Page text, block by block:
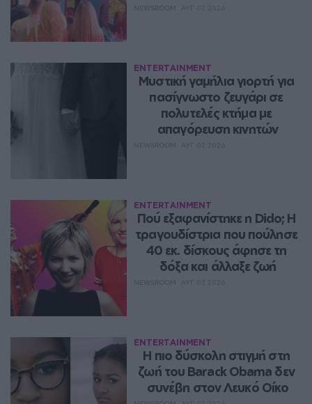
ENTERTAINMENT
Μυστική γαμήλια γιορτή για
πασίγνωστο ζευγάρι σε
πολυτελές κτήμα με
απαγόρευση κινητών
ENTERTAINMENT
Πού εξαφανίστηκε η Dido; Η
τραγουδίστρια που πούλησε
40 εκ. δίσκους άφησε τη
δόξα και άλλαξε ζωή
ENTERTAINMENT
Η πιο δύσκολη στιγμή στη
ζωή του Barack Obama δεν
συνέβη στον Λευκό Οίκο